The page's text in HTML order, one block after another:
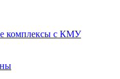
комплексы с КМУ